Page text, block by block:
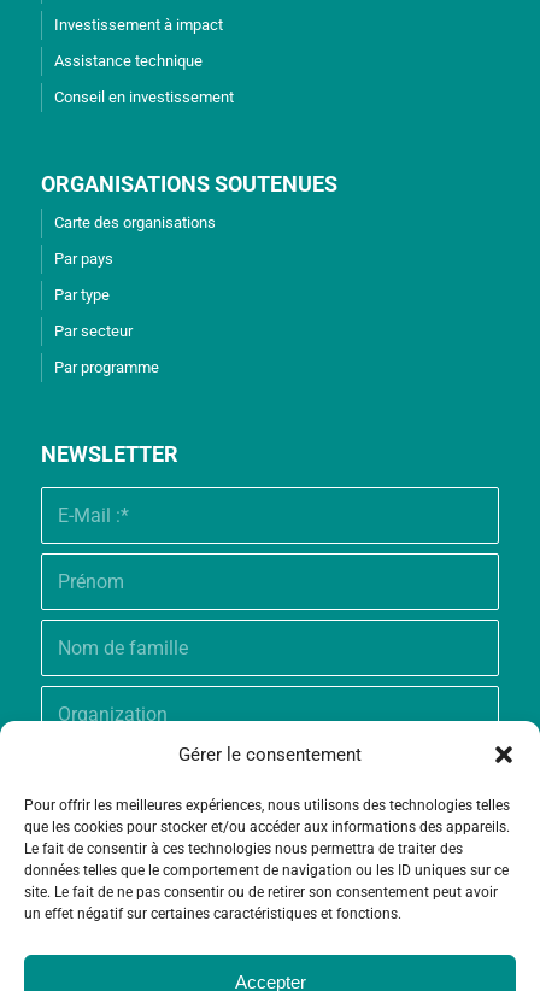
Gérer le consentement
Pour offrir les meilleures expériences, nous utilisons des technologies telles
que les cookies pour stocker et/ou accéder aux informations des appareils.
Le fait de consentir à ces technologies nous permettra de traiter des
données telles que le comportement de navigation ou les ID uniques sur ce
site. Le fait de ne pas consentir ou de retirer son consentement peut avoir
un effet négatif sur certaines caractéristiques et fonctions.
Accepter
Investissement à impact
Assistance technique
Conseil en investissement
ORGANISATIONS SOUTENUES
Carte des organisations
Par pays
Par type
Par secteur
Par programme
NEWSLETTER